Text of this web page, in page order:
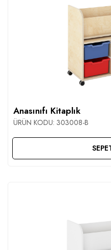
Anasınıfı Kitaplık
ÜRÜN KODU: 303008-B